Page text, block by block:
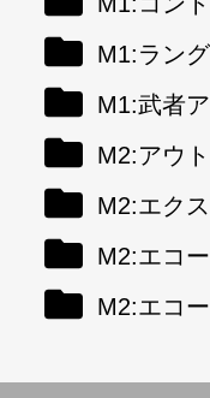
M1:ラン
M1:武者
M2:アウ
M2:エク
M2:エコ
M2:エコ